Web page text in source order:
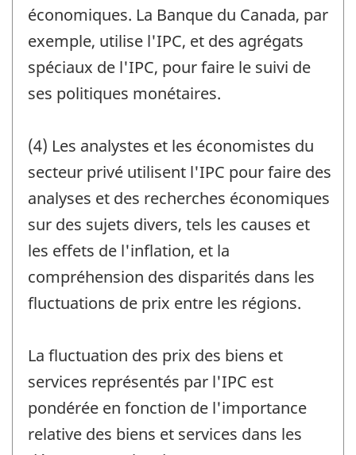
économiques. La Banque du Canada, par
exemple, utilise l'IPC, et des agrégats
spéciaux de l'IPC, pour faire le suivi de
ses politiques monétaires.
(4) Les analystes et les économistes du
secteur privé utilisent l'IPC pour faire des
analyses et des recherches économiques
sur des sujets divers, tels les causes et
les effets de l'inflation, et la
compréhension des disparités dans les
fluctuations de prix entre les régions.
La fluctuation des prix des biens et
services représentés par l'IPC est
pondérée en fonction de l'importance
relative des biens et services dans les